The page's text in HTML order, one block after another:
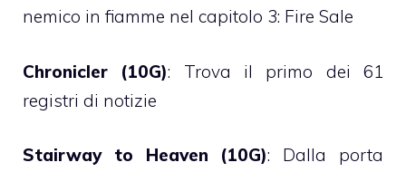
nemico in fiamme nel capitolo 3: Fire Sale
Chronicler (10G): Trova il primo dei 61
registri di notizie
Stairway to Heaven (10G): Dalla porta